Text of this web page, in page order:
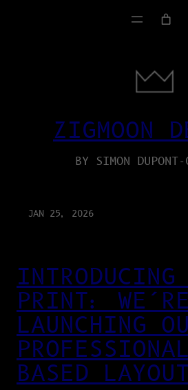
ZIGMOON
BY SIMON DUPONT-
JAN 25, 2026
INTRODUCING
PRINT: WE’RE
LAUNCHING
BASED